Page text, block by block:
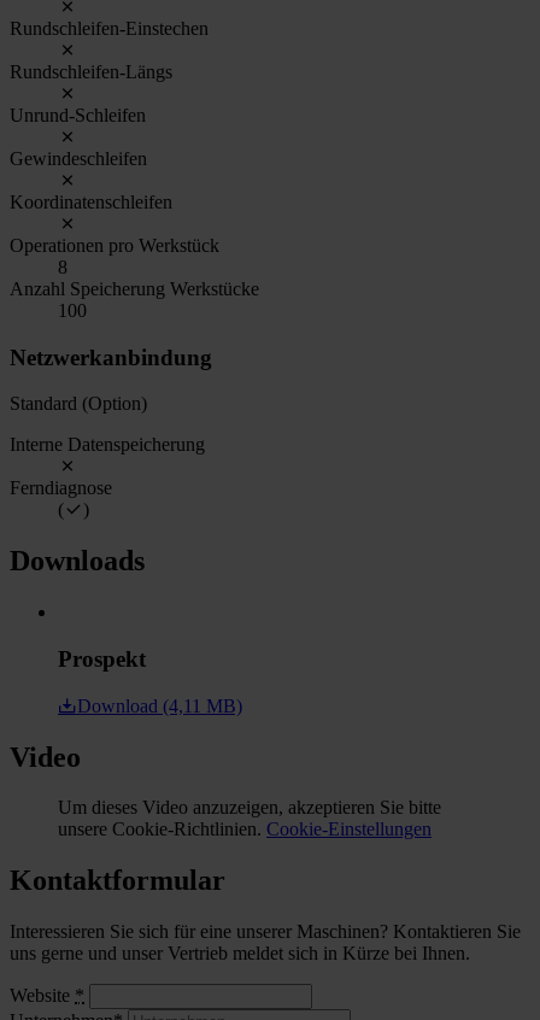
Rundschleifen-Einstechen
Rundschleifen-Längs
Unrund-Schleifen
Gewindeschleifen
Koordinatenschleifen
Operationen pro Werkstück
8
Anzahl Speicherung Werkstücke
100
Netzwerkanbindung
Standard (Option)
Interne Datenspeicherung
Ferndiagnose
(
)
Downloads
Prospekt
Download (4,11 MB)
Video
Um dieses Video anzuzeigen, akzeptieren Sie bitte
unsere Cookie-Richtlinien. Cookie-Einstellungen
Kontaktformular
Interessieren Sie sich für eine unserer Maschinen? Kontaktieren Sie
uns gerne und unser Vertrieb meldet sich in Kürze bei Ihnen.
Website *